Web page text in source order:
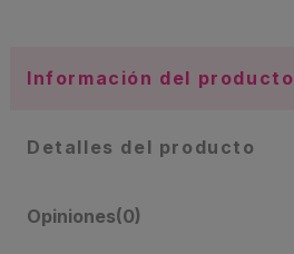
Información del producto
Detalles del producto
Opiniones(0)